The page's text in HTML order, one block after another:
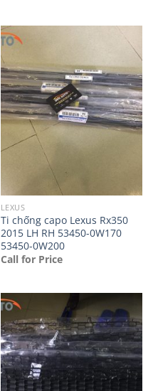
LEXUS
Ti chống capo Lexus Rx350
2015 LH RH 53450-0W170
53450-0W200
Call for Price